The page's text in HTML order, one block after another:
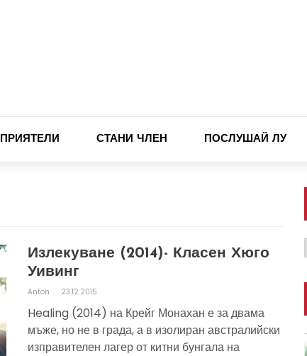
ПРИЯТЕЛИ СТАНИ ЧЛЕН ПОСЛУШАЙ ЛУ
Излекуване (2014)- Класен Хюго
Уивинг
Anton 23.12.2015
Healing (2014) на Крейг Монахан е за двама
мъже, но не в града, а в изолиран австралийски
изправителен лагер от китни бунгала на